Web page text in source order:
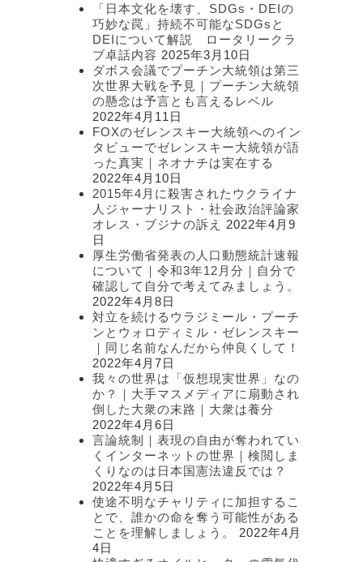
「日本文化を壊す、SDGs・DEIの
巧妙な罠」持続不可能なSDGsと
DEIについて解説 ロータリークラ
ブ卓話内容 2025年3月10日
ダボス会議でプーチン大統領は第三
次世界大戦を予見｜プーチン大統領
の懸念は予言とも言えるレベル
2022年4月11日
FOXのゼレンスキー大統領へのイン
タビューでゼレンスキー大統領が語
った真実｜ネオナチは実在する
2022年4月10日
2015年4月に殺害されたウクライナ
人ジャーナリスト・社会政治評論家
オレス・ブジナの訴え
2022年4月9
日
厚生労働省発表の人口動態統計速報
について｜令和3年12月分｜自分で
確認して自分で考えてみましょう。
2022年4月8日
対立を続けるウラジミール・プーチ
ンとウォロディミル・ゼレンスキー
｜同じ名前なんだから仲良くして！
2022年4月7日
我々の世界は「仮想現実世界」なの
か？｜大手マスメディアに扇動され
倒した大衆の末路｜大衆は養分
2022年4月6日
言論統制｜表現の自由が奪われてい
くインターネットの世界｜検閲しま
くりなのは日本国憲法違反では？
2022年4月5日
使途不明なチャリティに加担するこ
とで、誰かの命を奪う可能性がある
ことを理解しましょう。
2022年4月
4日